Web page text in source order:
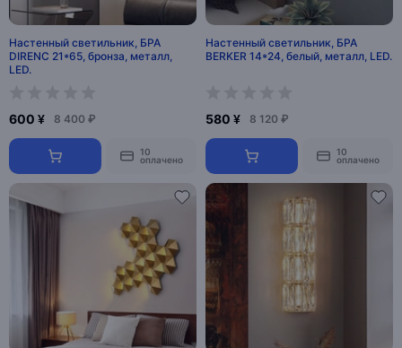
Настенный светильник, БРА
DIRENC 21*65, бронза, металл,
LED.
600 ¥ 8 400 ₽
10
оплачено
Настенный светильник, БРА
BERKER 14*24, белый, металл, LED.
580 ¥ 8 120 ₽
10
оплачено